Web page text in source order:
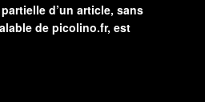
d’un article, sans
de picolino.fr, est